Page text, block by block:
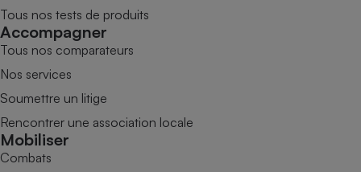
Tous nos tests de produits
Accompagner
Tous nos comparateurs
Nos services
Soumettre un litige
Rencontrer une association locale
Mobiliser
Combats